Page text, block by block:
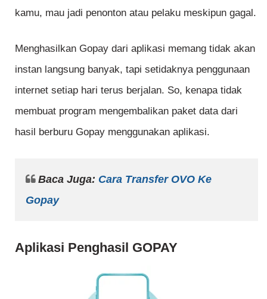
kamu, mau jadi penonton atau pelaku meskipun gagal.
Menghasilkan Gopay dari aplikasi memang tidak akan
instan langsung banyak, tapi setidaknya penggunaan
internet setiap hari terus berjalan. So, kenapa tidak
membuat program mengembalikan paket data dari
hasil berburu Gopay menggunakan aplikasi.
Baca Juga: Cara Transfer OVO Ke
Gopay
Aplikasi Penghasil GOPAY